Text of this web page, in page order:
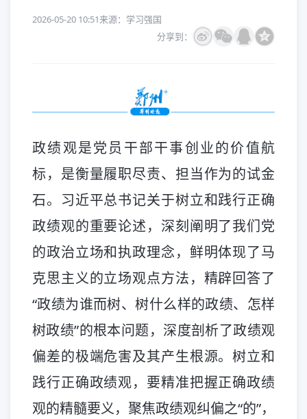
2026-05-20 10:51来源：学习强国
分享到：
政绩观是党员干部干事创业的价值航
标，是衡量履职尽责、担当作为的试金
石。习近平总书记关于树立和践行正确
政绩观的重要论述，深刻阐明了我们党
的政治立场和执政理念，鲜明体现了马
克思主义的立场观点方法，精辟回答了
“政绩为谁而树、树什么样的政绩、怎样
树政绩”的根本问题，深度剖析了政绩观
偏差的极端危害及其产生根源。树立和
践行正确政绩观，要精准把握正确政绩
观的精髓要义，聚焦政绩观纠偏之“的”，